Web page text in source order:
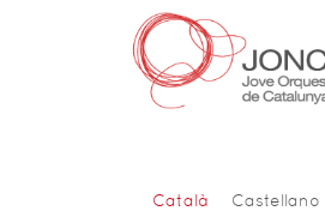
Català
Castellano